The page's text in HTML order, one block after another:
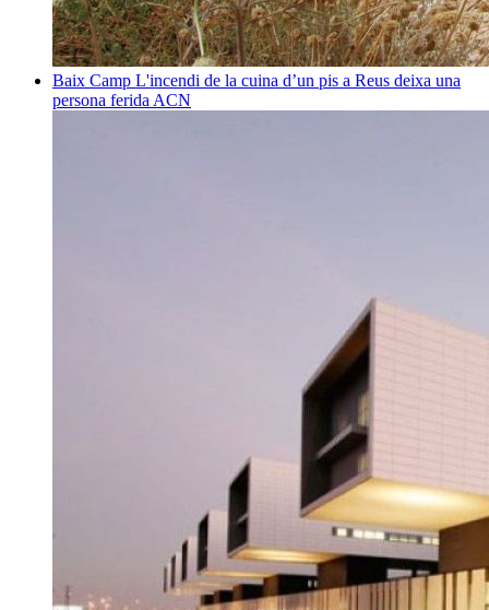
Baix Camp L'incendi de la cuina d’un pis a Reus deixa una
persona ferida ACN